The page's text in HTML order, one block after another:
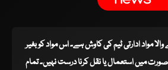
والا مواد ادارتی ٹیم کی کاوش ہے۔ اس مواد کو بغیر
میں استعمال یا نقل کرنا درست نہیں۔ تمام